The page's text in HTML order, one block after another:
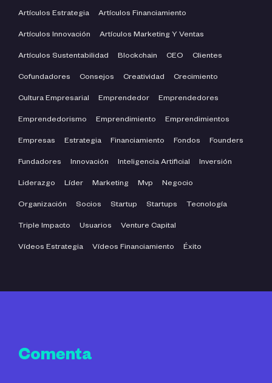
Artículos Estrategia Artículos Financiamiento
Artículos Innovación Artículos Marketing Y Ventas
Artículos Sustentabilidad Blockchain CEO Clientes
Cofundadores Consejos Creatividad Crecimiento
Cultura Empresarial Emprendedor Emprendedores
Emprendedorismo Emprendimiento Emprendimientos
Empresas Estrategia Financiamiento Fondos Founders
Fundadores Innovación Inteligencia Artificial Inversión
Liderazgo Líder Marketing Mvp Negocio
Organización Socios Startup Startups Tecnología
Triple Impacto Usuarios Venture Capital
Vídeos Estrategia Vídeos Financiamiento Éxito
Comenta